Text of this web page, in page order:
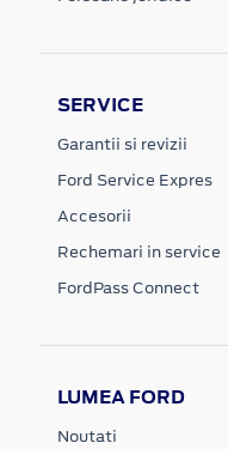
SERVICE
Garantii si revizii
Ford Service Expres
Accesorii
Rechemari in service
FordPass Connect
LUMEA FORD
Noutati